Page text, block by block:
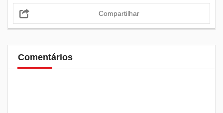
Compartilhar
Comentários